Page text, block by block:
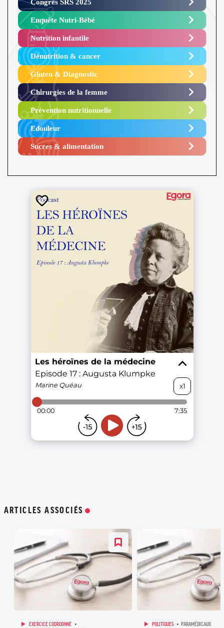
Congrès SRS 2025 ​
Enquête Nutri-Bébé ​
Nutrition infantile
Dénutrition & cancer
Gluten & Diagnostic
Chirurgies de la femme
Prévention nutritionnelle
Edouleur​
Sucres & alimentation​
ARTICLES ASSOCIÉS
EXERCICE COORDONNÉ
POLITIQUES PARAMÉDICAUX